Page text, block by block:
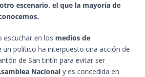
escenario, el que la mayoría de
escuchar en los medios de
un político ha interpuesto una acción de
de San tintín para evitar ser
Nacional y es concedida en